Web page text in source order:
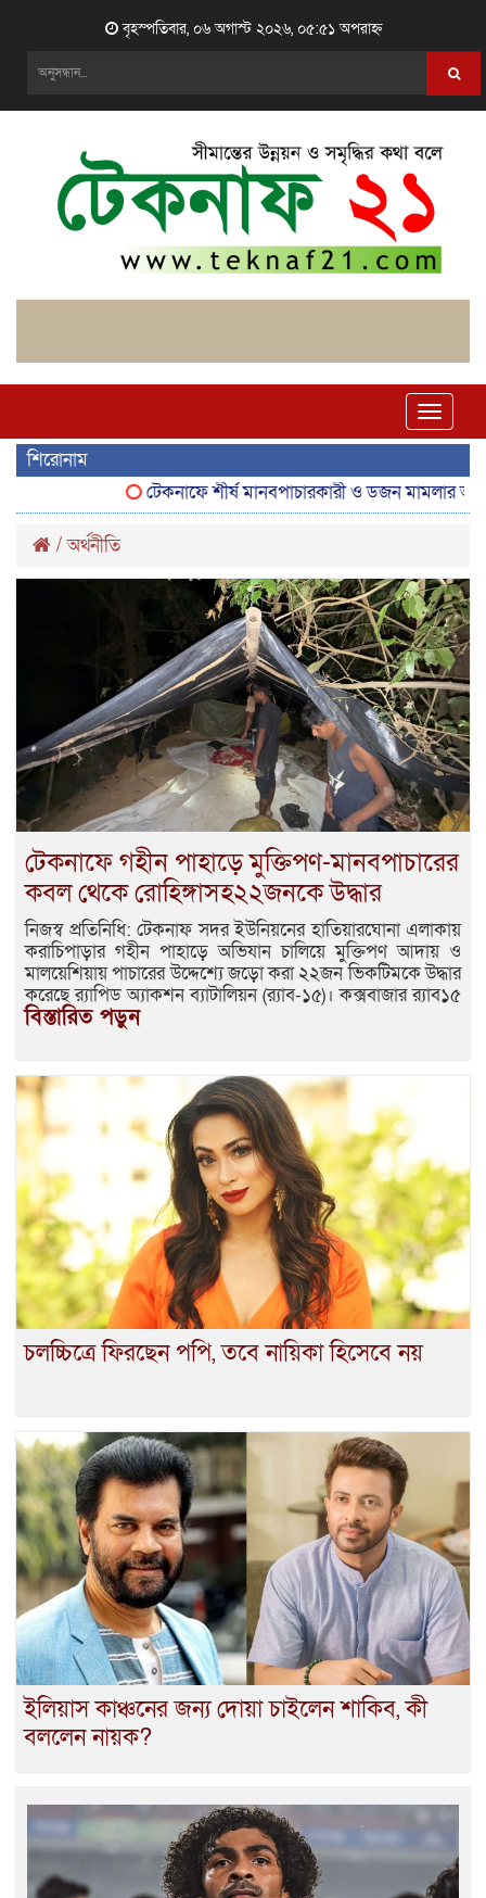
বৃহস্পতিবার, ০৬ অগাস্ট ২০২৬, ০৫:৫১ অপরাহ্ন
Toggle
শিরোনাম
টেকনাফে শীর্ষ মানবপাচারকারী ও ডজন মামলার আসামি
/অর্থনীতি
টেকনাফে গহীন পাহাড়ে মুক্তিপণ-মানবপাচারের
কবল থেকে রোহিঙ্গাসহ২২জনকে উদ্ধার
নিজস্ব প্রতিনিধি: টেকনাফ সদর ইউনিয়নের হাতিয়ারঘোনা এলাকায়
করাচিপাড়ার গহীন পাহাড়ে অভিযান চালিয়ে মুক্তিপণ আদায় ও
মালয়েশিয়ায় পাচারের উদ্দেশ্যে জড়ো করা ২২জন ভিকটিমকে উদ্ধার
করেছে র‌্যাপিড অ্যাকশন ব্যাটালিয়ন (র‌্যাব-১৫)। কক্সবাজার র‌্যাব১৫
বিস্তারিত পড়ুন
চলচ্চিত্রে ফিরছেন পপি, তবে নায়িকা হিসেবে নয়
ইলিয়াস কাঞ্চনের জন্য দোয়া চাইলেন শাকিব, কী
বললেন নায়ক?